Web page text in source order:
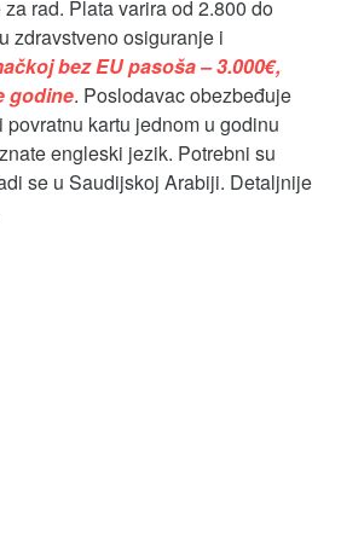
rad. Plata varira od 2.800 do
zdravstveno osiguranje i
bez EU pasoša – 3.000€,
godine. Poslodavac obezbeđuje
kartu jednom u godinu
engleski jezik. Potrebni su
se u Saudijskoj Arabiji. Detaljnije